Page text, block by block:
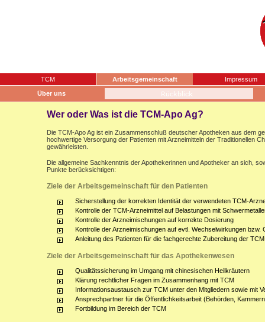
TCM Arbeitsgemeinschaft
Impressum
Über uns
Wer oder Was ist die TCM-Apo Ag?
Die TCM-Apo Ag ist ein Zusammenschluß deutscher Apotheken aus dem
hochwertige Versorgung der Patienten mit Arzneimitteln der Traditionellen
gewährleisten.
Die allgemeine Sachkenntnis der Apothekerinnen und Apotheker an sich,
Punkte berücksichtigen:
Ziele der Arbeitsgemeinschaft für den Patienten
Sicherstellung der korrekten Identität der verwendeten TCM-
Kontrolle der TCM-Arzneimittel auf Belastungen mit
Kontrolle der Arzneimischungen auf korrekte Dosierung
Kontrolle der Arzneimischungen auf evtl. Wechselwirkungen
Anleitung des Patienten für die fachgerechte Zubereitung der
Ziele der Arbeitsgemeinschaft für das Apothekenwesen
Qualitätssicherung im Umgang mit chinesischen Heilkräutern
Klärung rechtlicher Fragen im Zusammenhang mit TCM
Informationsaustausch zur TCM unter den Mitgliedern sowie mit
Ansprechpartner für die Öffentlichkeitsarbeit (Behörden,
Fortbildung im Bereich der TCM